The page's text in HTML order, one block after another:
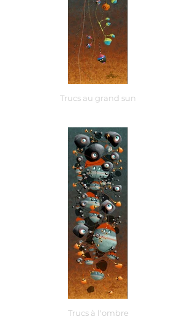
Trucs au grand sun
Trucs à l'ombre